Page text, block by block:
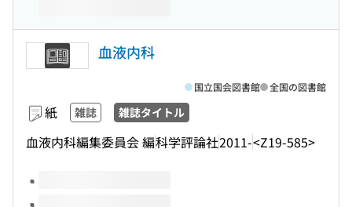
血液内科
紙 雑誌 雑誌タイトル
血液内科編集委員会 編科学評論社2011-<Z19-585>
国立国会図書館 全国の図書館
このタイトルの巻号